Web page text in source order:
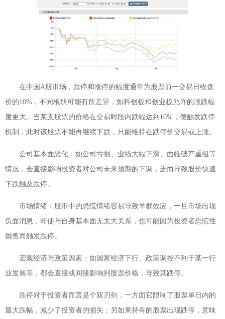
在中国A股市场，跌停和涨停的幅度通常为股票前一交易日收盘
价的10%，不同板块可能有所差异，如科创板和创业板允许的涨跌幅
度更大。当某支股票的价格在交易时段内跌幅达到10%，便触发跌停
机制，此时该股票不能再继续下跌，只能维持在跌停价交易或上涨。
公司基本面恶化：如公司亏损、业绩大幅下滑、面临破产重组等
情况，会直接影响投资者对公司未来预期的下调，进而导致股价快速
下跌触及跌停。
市场情绪：股市中的恐慌情绪容易导致羊群效应，一旦市场出现
负面消息，即使与自身基本面无太大关系，也可能因为投资者恐慌性
抛售而触发跌停。
宏观经济与政策因素：如国家经济下行、政策调控不利于某一行
业发展等，都会直接或间接影响到股票价格，导致其跌停。
跌停对于投资者而言是个双刃剑，一方面它限制了股票单日内的
最大跌幅，减少了投资者的损失；另如果持有的股票出现跌停，意味